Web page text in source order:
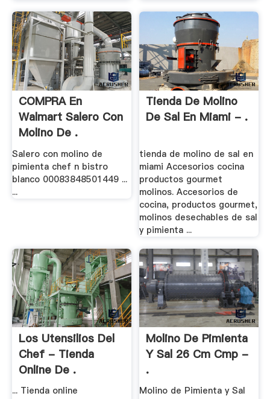
COMPRA En
Walmart Salero Con
Molino De .
Salero con molino de
pimienta chef n bistro
blanco 00083848501449 ...
...
Tienda De Molino
De Sal En Miami - .
tienda de molino de sal en
miami Accesorios cocina
productos gourmet
molinos. Accesorios de
cocina, productos gourmet,
molinos desechables de sal
y pimienta ...
Los Utensilios Del
Chef - Tienda
Online De .
... Tienda online
Molino De Pimienta
Y Sal 26 Cm Cmp -
.
Molino de Pimienta y Sal